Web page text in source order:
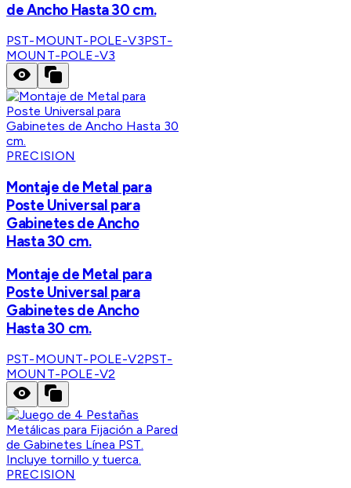
de Ancho Hasta 30 cm.
PST-MOUNT-POLE-V3PST-
MOUNT-POLE-V3
PRECISION
Montaje de Metal para
Poste Universal para
Gabinetes de Ancho
Hasta 30 cm.
Montaje de Metal para
Poste Universal para
Gabinetes de Ancho
Hasta 30 cm.
PST-MOUNT-POLE-V2PST-
MOUNT-POLE-V2
PRECISION